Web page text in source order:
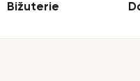
Bižuterie